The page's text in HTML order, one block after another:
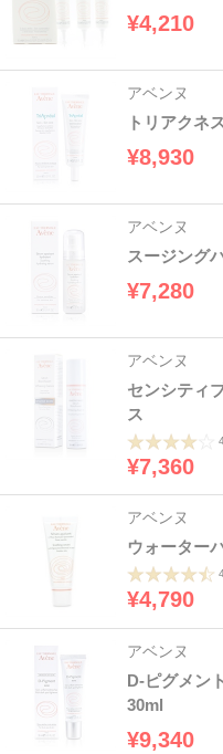
¥4,210
アベンヌ
トリアクネ
¥8,930
アベンヌ
スージング
¥7,280
アベンヌ
センシティ
ス
¥7,360
アベンヌ
ウォーター
¥4,790
アベンヌ
D-ピグメン
30ml
¥9,340